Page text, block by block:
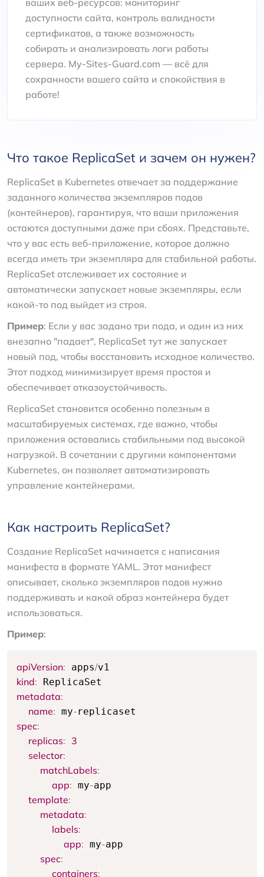
доступности сайта, контроль валидности
сертификатов, а также возможность
собирать и анализировать логи работы
сервера. My-Sites-Guard.com — всё для
сохранности вашего сайта и спокойствия в
работе!
Что такое ReplicaSet и зачем он нужен?
ReplicaSet в Kubernetes отвечает за поддержание
заданного количества экземпляров подов
(контейнеров), гарантируя, что ваши приложения
остаются доступными даже при сбоях. Представьте,
что у вас есть веб-приложение, которое должно
всегда иметь три экземпляра для стабильной работы.
ReplicaSet отслеживает их состояние и
автоматически запускает новые экземпляры, если
какой-то под выйдет из строя.
Пример: Если у вас задано три пода, и один из них
внезапно "падает", ReplicaSet тут же запускает
новый под, чтобы восстановить исходное количество.
Этот подход минимизирует время простоя и
обеспечивает отказоустойчивость.
ReplicaSet становится особенно полезным в
масштабируемых системах, где важно, чтобы
приложения оставались стабильными под высокой
нагрузкой. В сочетании с другими компонентами
Kubernetes, он позволяет автоматизировать
управление контейнерами.
Как настроить ReplicaSet?
Создание ReplicaSet начинается с написания
манифеста в формате YAML. Этот манифест
описывает, сколько экземпляров подов нужно
поддерживать и какой образ контейнера будет
использоваться.
Пример:
apiVersion: apps/
kind:
metadata:
name: my-
spec:
replicas: 3
selector:
matchLabels:
app: my-app
template:
metadata:
labels:
app: my-app
spec:
containers: